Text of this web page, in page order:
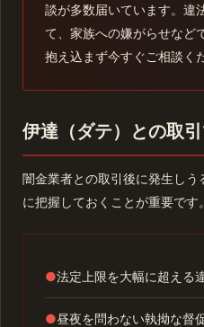
談が多数届いています。違
て、家族への嫌がらせなど
抱え込まず今すぐご相談く
伊達（ダテ）との取
闇金業者との取引後に発生し
に把握しておくことが重要です。
●法定上限を大幅に超える
●昼夜を問わない執拗な督